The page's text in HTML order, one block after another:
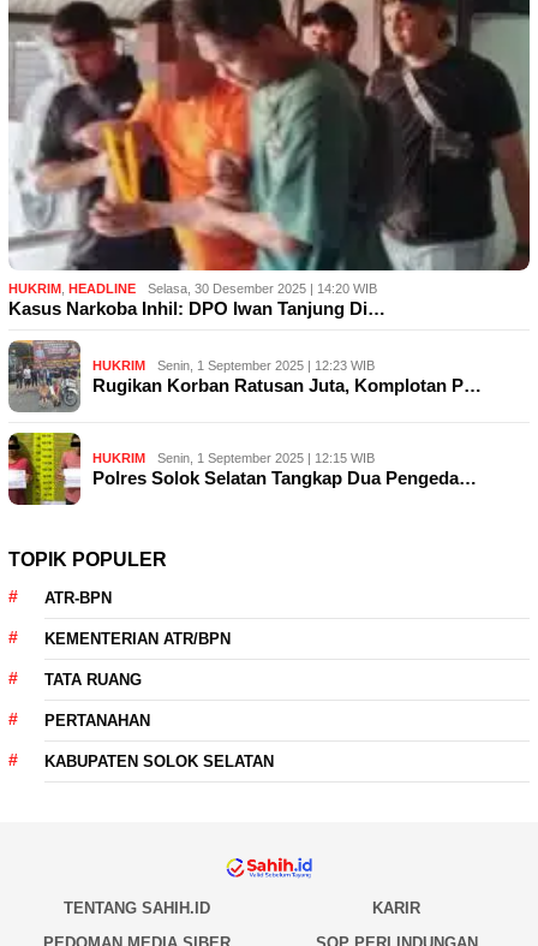
HUKRIM HEADLINE Selasa, 30 Desember 2025 | 14:20 WIB
Kasus Narkoba Inhil: DPO Iwan Tanjung Di…
HUKRIM Senin, 1 September 2025 | 12:23 WIB
Rugikan Korban Ratusan Juta, Komplotan P…
HUKRIM Senin, 1 September 2025 | 12:15 WIB
Polres Solok Selatan Tangkap Dua Pengeda…
TOPIK POPULER
ATR-BPN
KEMENTERIAN ATR/BPN
TATA RUANG
PERTANAHAN
KABUPATEN SOLOK SELATAN
TENTANG SAHIH.ID
KARIR